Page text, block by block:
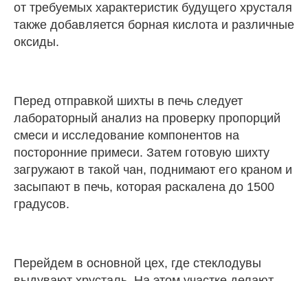
от требуемых характеристик будущего хрусталя
также добавляется борная кислота и различные
оксиды.
Перед отправкой шихты в печь следует
лабораторный анализ на проверку пропорций
смеси и исследование компонентов на
посторонние примеси. Затем готовую шихту
загружают в такой чан, поднимают его краном и
засыпают в печь, которая раскалена до 1500
градусов.
Перейдем в основной цех, где стеклодувы